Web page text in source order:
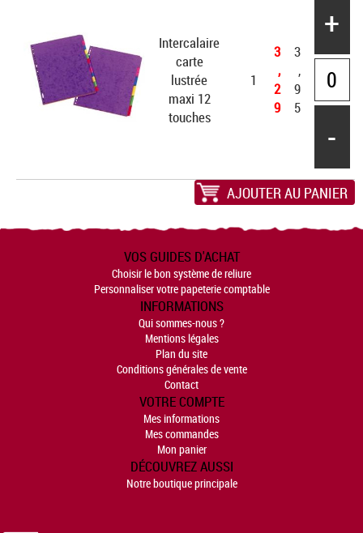
Intercalaire
carte
lustrée
maxi 12
touches
1
3
,
2
9
3
,
9
5
+
-
AJOUTER AU PANIER
VOS GUIDES D'ACHAT
Choisir le bon système de reliure
Personnaliser votre papeterie comptable
INFORMATIONS
Qui sommes-nous ?
Mentions légales
Plan du site
Conditions générales de vente
Contact
VOTRE COMPTE
Mes informations
Mes commandes
Mon panier
DÉCOUVREZ AUSSI
Notre boutique principale